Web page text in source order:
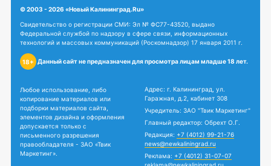
© 2003 - 2026 «Новый Калининград.Ru»
Свидетельство о регистрации СМИ: Эл № ФС77-43520, выдано
Федеральной службой по надзору в сфере связи, информационных
технологий и массовых коммуникаций (Роскомнадзор) 17 января 2011 г.
18+ Данный сайт не предназначен для просмотра лицам младше 18 лет.
Любое использование, либо
копирование материалов или
подборки материалов сайта,
элементов дизайна и оформления
допускается только с
письменного разрешения
правообладателя - ЗАО «Твик
Маркетинг».
Адрес: г. Калининград, ул.
Гаражная, д.2, кабинет 308
Учредитель: ЗАО "Твик Маркетинг"
Главный редактор: Обрехт О.Г.
Редакция: +7 (4012) 99-21-76
news@newkaliningrad.ru
Реклама: +7 (4012) 31-07-07